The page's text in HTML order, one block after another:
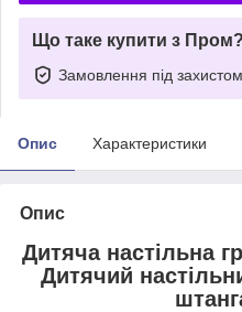
Що таке купити з Пром?
Замовлення під захистом
Опис Характеристики
Опис
Дитяча настільна
Дитячий